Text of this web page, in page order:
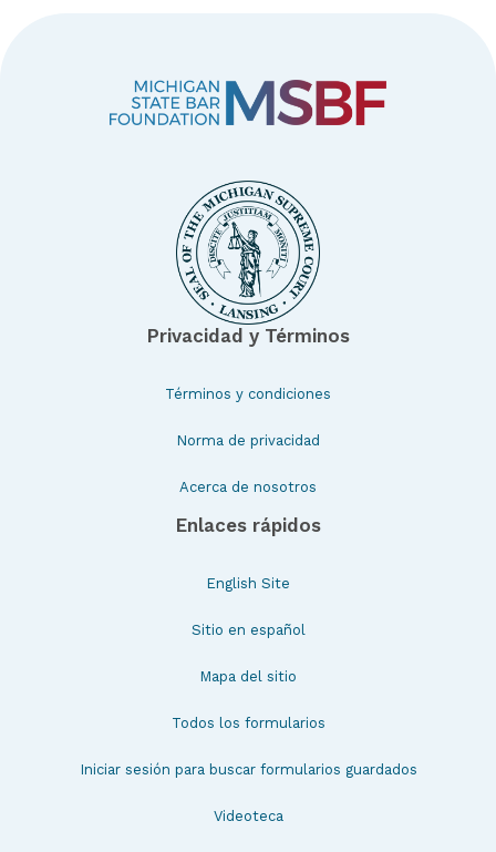
Privacidad y Términos
Términos y condiciones
Norma de privacidad
Acerca de nosotros
Enlaces rápidos
English Site
Sitio en español
Mapa del sitio
Todos los formularios
Iniciar sesión para buscar formularios guardados
Videoteca